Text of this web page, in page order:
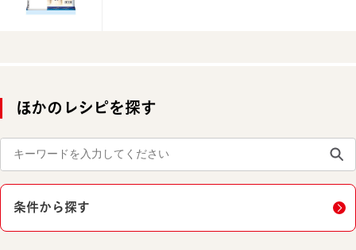
ほかのレシピを探す
条件から探す